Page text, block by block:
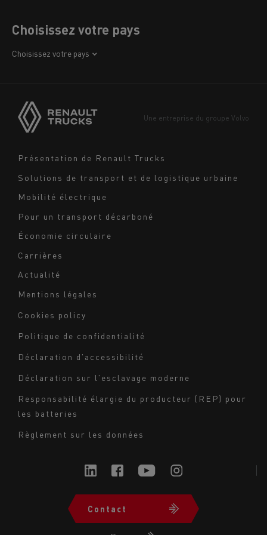
Choisissez votre pays
Choisissez votre pays
Europe
Navigation
Présentation de Renault Trucks
Solutions de transport et de logistique urbaine
Mobilité électrique
Pour un transport décarboné
Économie circulaire
Carrières
Actualité
Une entreprise du groupe Volvo
bas
de
page
-
Milieu
Mentions légales
Cookies policy
Politique de confidentialité
Déclaration d'accessibilité
Déclaration sur l'esclavage moderne
Responsabilité élargie du producteur (REP) pour
les batteries
Règlement sur les données
Navigation
Contact